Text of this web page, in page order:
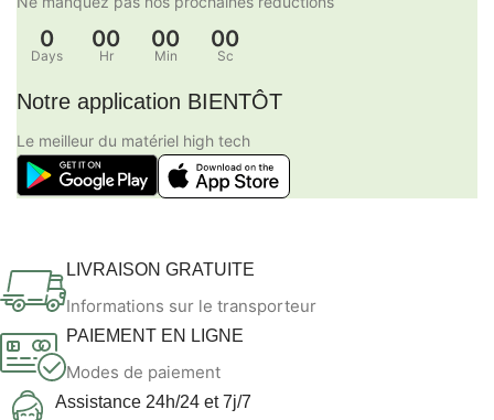
0
Days
00
Hr
00
Min
00
Sc
Notre application BIENTÔT
Le meilleur du matériel high tech
LIVRAISON GRATUITE
Informations sur le transporteur
PAIEMENT EN LIGNE
Modes de paiement
Assistance 24h/24 et 7j/7